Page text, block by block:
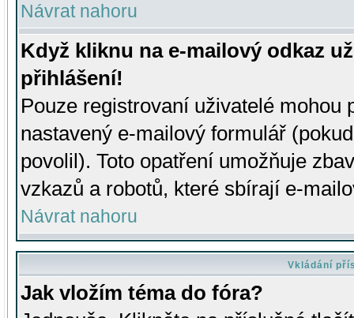
Návrat nahoru
Když kliknu na e-mailový odkaz
přihlášení!
Pouze registrovaní uživatelé mohou
nastavený e-mailový formulář
povolil). Toto opatření umožňuje
vzkazů a robotů, které sbírají e-
Návrat nahoru
Vkládání
Jak vložím téma do fóra?